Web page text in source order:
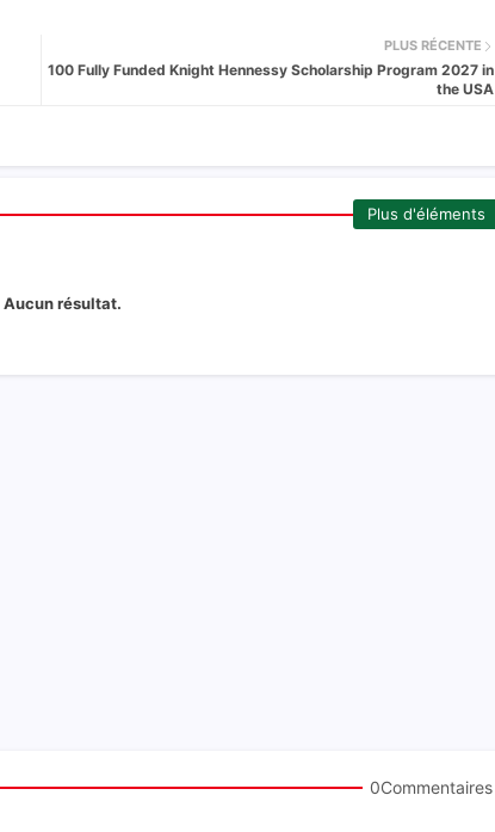
PLUS RÉCENTE
100 Fully Funded Knight Hennessy Scholarship Program 2027 in
the USA
Plus d'éléments
Aucun résultat.
0Commentaires